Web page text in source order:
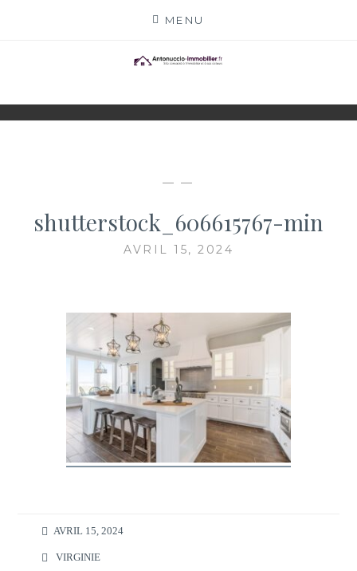
MENU
ANTONUCCIO-
IMMOBILIER.FR
ACTEURS
— —
shutterstock_606615767-min
AVRIL 15, 2024
AVRIL 15, 2024
VIRGINIE